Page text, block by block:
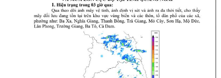
Cảnh báo thiên tai
Trạm đo mực nước tự động